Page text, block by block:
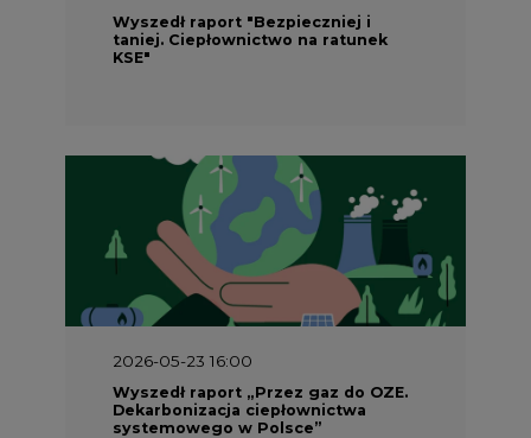
Wyszedł raport "Bezpieczniej i
taniej. Ciepłownictwo na ratunek
KSE"
2026-05-23 16:00
Wyszedł raport „Przez gaz do OZE.
Dekarbonizacja ciepłownictwa
systemowego w Polsce”